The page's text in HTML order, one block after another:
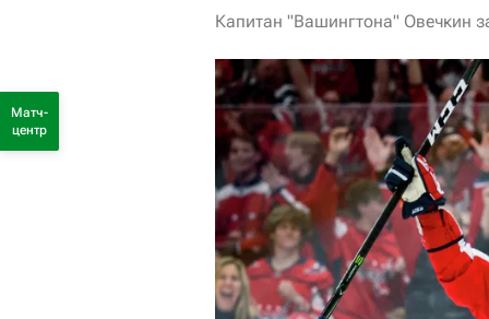
Капитан "Вашингтона" Овечкин
Матч-
центр